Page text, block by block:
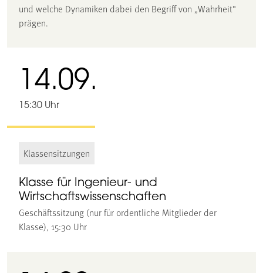
und welche Dynamiken dabei den Begriff von „Wahrheit“
prägen.
14.09.
15:30 Uhr
Klassensitzungen
Klasse für Ingenieur- und
Wirtschaftswissenschaften
Geschäftssitzung (nur für ordentliche Mitglieder der
Klasse), 15:30 Uhr